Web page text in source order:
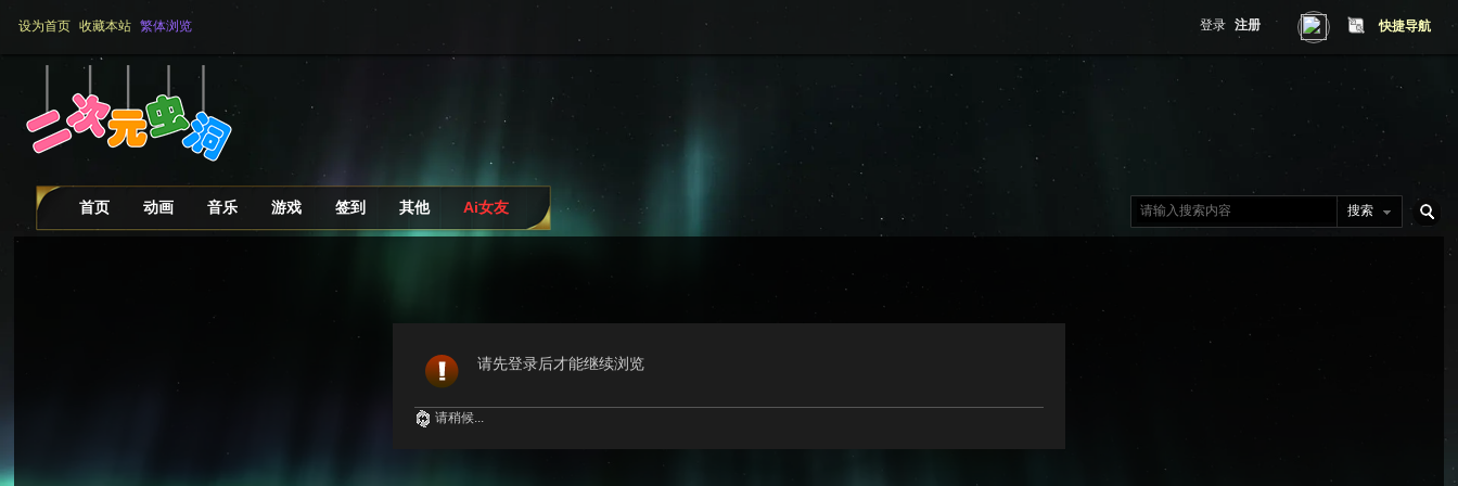
设为首页 收藏本站 繁体浏览 快捷导航
登录 注册
搜索
首页 动画 音乐 游戏 签到 其他 Ai女友
请先登录后才能继续浏览
请稍候...